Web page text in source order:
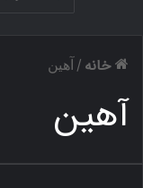
خانه / آهین
آهین